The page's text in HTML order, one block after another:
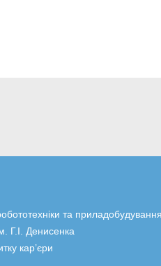
та приладобудування
Г.І. Денисенка
кар’єри